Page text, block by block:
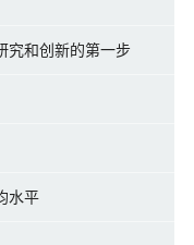
究和创新的第一步
水平